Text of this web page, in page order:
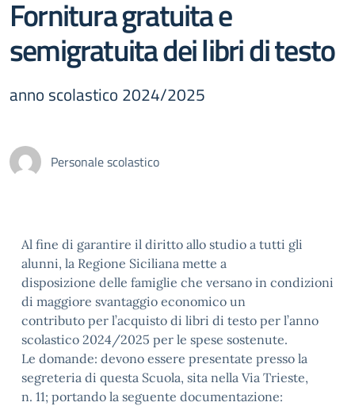
Fornitura gratuita e
semigratuita dei libri di testo
anno scolastico 2024/2025
Personale scolastico
Al fine di garantire il diritto allo studio a tutti gli
alunni, la Regione Siciliana mette a
disposizione delle famiglie che versano in condizioni
di maggiore svantaggio economico un
contributo per l’acquisto di libri di testo per l’anno
scolastico 2024/2025 per le spese sostenute.
Le domande: devono essere presentate presso la
segreteria di questa Scuola, sita nella Via Trieste,
n. 11; portando la seguente documentazione: